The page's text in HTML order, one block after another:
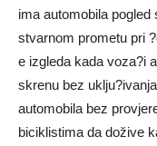
ima automobila
stvarnom prometu pri
e izgleda kada voza?i
skrenu bez
automobila bez
biciklistima da dožive